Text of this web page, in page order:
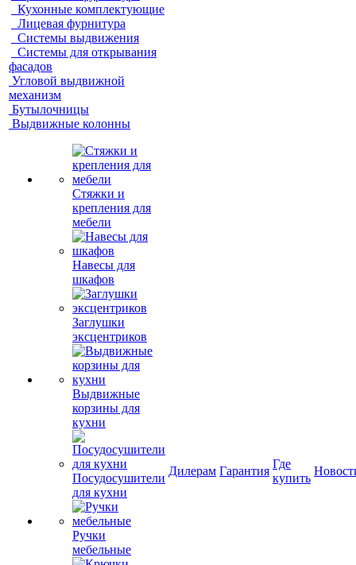
Кухонные комплектующие
Лицевая фурнитура
Системы выдвижения
Системы для открывания
фасадов
Угловой выдвижной
механизм
Бутылочницы
Выдвижные колонны
Стяжки и
крепления для
мебели
Навесы для
шкафов
Заглушки
эксцентриков
Выдвижные
корзины для
кухни
Посудосушители
для кухни
Ручки
мебельные
Дилерам Гарантия
Где
купить